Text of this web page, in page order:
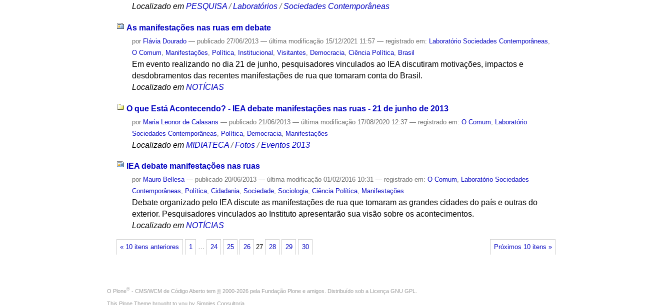
Localizado em PESQUISA /Laboratórios /Sociedades Contemporâneas
As manifestações nas ruas em debate
por Flávia Dourado — publicado 27/06/2013— última modificação 15/12/2021 11:57— registrado em: Laboratório Sociedades Contemporâneas
O Comum
Manifestações Política Institucional ,Visitantes Democracia ,Ciência Política Brasil
Em evento realizando no dia 21 de junho, pesquisadores vinculados ao IEA discutiram motivações, impactos e
desdobramentos das recentes manifestações de rua que tomaram conta do Brasil.
Localizado em NOTÍCIAS
O que Está Acontecendo? - IEA debate manifestações nas ruas - 21 de junho de 2013
por Maria Leonor de Calasans — publicado 21/06/2013— última modificação 17/08/2020 12:37— registrado em:O Comum
Laboratório
Sociedades Contemporâneas
Política Democracia Manifestações
Localizado em MIDIATECA /Fotos /Eventos 2013
IEA debate manifestações nas ruas
por Mauro Bellesa — publicado 20/06/2013— última modificação 01/02/2016 10:31— registrado em:O Comum, Laboratório Sociedades
Contemporâneas, Política,Cidadania,Sociedade,Sociologia,Ciência Política, Manifestações
Debate organizado pelo IEA discute as manifestações de rua que tomaram as grandes cidades do país e outras do
exterior. Pesquisadores vinculados ao Instituto apresentarão sua visão sobre os acontecimentos.
Localizado em NOTÍCIAS
« 10 itens anteriores Próximos 10 itens »
1 24 25 26 27 28 29 30
O Plone® - CMS/WCM de Código Aberto tem © 2000-2026 pela Fundação Plone e amigos. Distribuído sob a Licença GNU GPL
This Plone Theme brought to you by Simples Consultoria